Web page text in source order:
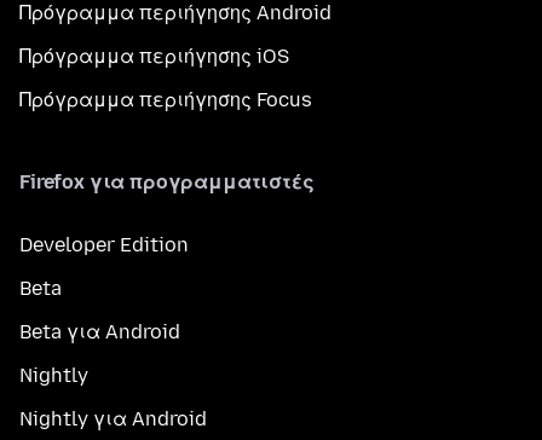
Πρόγραμμα περιήγησης Android
Πρόγραμμα περιήγησης iOS
Πρόγραμμα περιήγησης Focus
Firefox για προγραμματιστές
Developer Edition
Beta
Beta για Android
Nightly
Nightly για Android